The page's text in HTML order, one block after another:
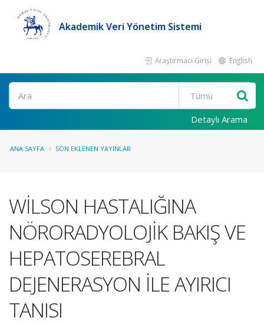
Akademik Veri Yönetim Sistemi
Araştırmacı Girişi English
Ara
Detaylı Arama
ANA SAYFA SON EKLENEN YAYINLAR
WİLSON HASTALIĞINA
NÖRORADYOLOJİK BAKIŞ VE
HEPATOSEREBRAL
DEJENERASYON İLE AYIRICI
TANISI